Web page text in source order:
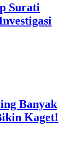
Surati
Banyak
Kaget!